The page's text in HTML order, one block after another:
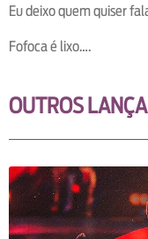
Eu deixo quem quiser
Fofoca é lixo….
OUTROS